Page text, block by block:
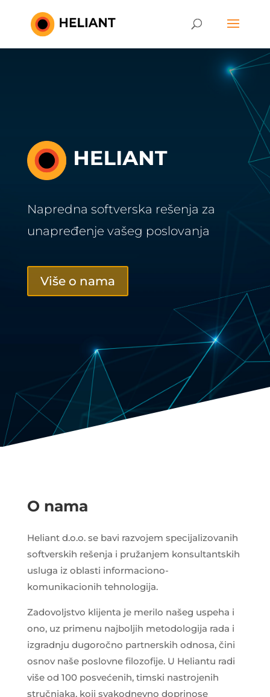
Napredna softverska rešenja za
unapređenje vašeg poslovanja
Više o nama
O nama
Heliant d.o.o. se bavi razvojem specijalizovanih
softverskih rešenja i pružanjem konsultantskih
usluga iz oblasti informaciono-
komunikacionih tehnologija.
Zadovoljstvo klijenta je merilo našeg uspeha i
ono, uz primenu najboljih metodologija rada i
izgradnju dugoročno partnerskih odnosa, čini
osnov naše poslovne filozofije. U Heliantu radi
više od 100 posvećenih, timski nastrojenih
stručnjaka, koji svakodnevno doprinose